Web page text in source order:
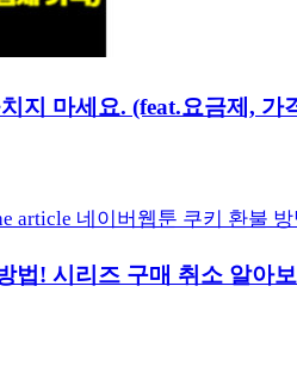
지 마세요. (feat.요금제, 가
법! 시리즈 구매 취소 알아